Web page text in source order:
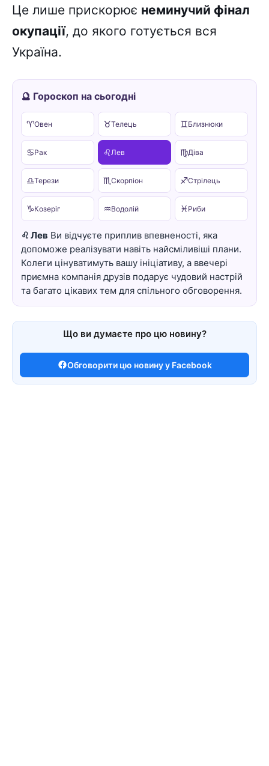
Це лише прискорює неминучий фінал
окупації, до якого готується вся
Україна.
🔮 Гороскоп на сьогодні
♈Овен ♉Телець ♊Близнюки
♋Рак ♌ Лев ♍Діва
♎Терези ♏Скорпіон ♐Стрілець
♑Козеріг ♒Водолій ♓ Риби
♌ Лев Ви відчуєте приплив впевненості, яка
допоможе реалізувати навіть найсміливіші плани.
Колеги цінуватимуть вашу ініціативу, а ввечері
приємна компанія друзів подарує чудовий настрій
та багато цікавих тем для спільного обговорення.
Що ви думаєте про цю новину?
Обговорити цю новину у Facebook